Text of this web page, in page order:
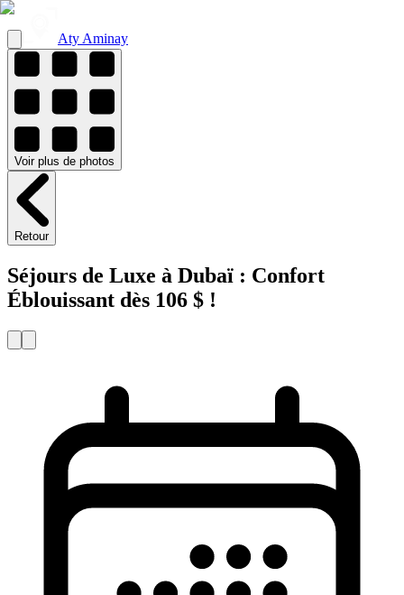
Aty Aminay
Voir plus de photos
Retour
Séjours de Luxe à Dubaï : Confort
Éblouissant dès 106 $ !